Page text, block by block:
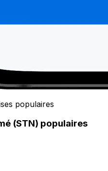
populaires
(STN) populaires